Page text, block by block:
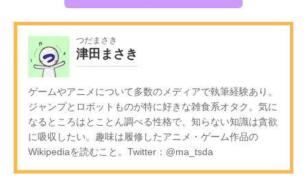
つだまさき
津田まさき
ゲームやアニメについて多数のメディアで執筆経験あり。
ジャンプとロボットものが特に好きな雑食系オタク。気に
なるところはとことん調べる性格で、知らない知識は貪欲
に吸収したい。趣味は履修したアニメ・ゲーム作品の
Wikipediaを読むこと。Twitter：@ma_tsda